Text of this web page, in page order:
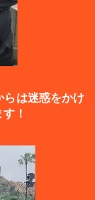
らは迷惑をかけ
！